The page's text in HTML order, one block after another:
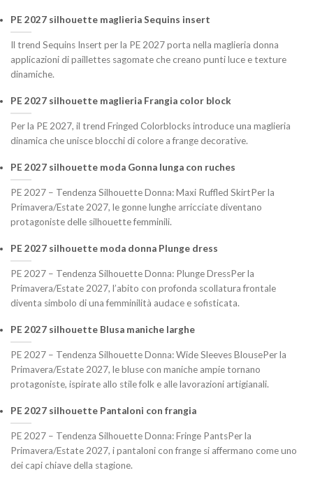
PE 2027 silhouette maglieria Sequins insert
Il trend Sequins Insert per la PE 2027 porta nella maglieria donna
applicazioni di paillettes sagomate che creano punti luce e texture
dinamiche.
PE 2027 silhouette maglieria Frangia color block
Per la PE 2027, il trend Fringed Colorblocks introduce una maglieria
dinamica che unisce blocchi di colore a frange decorative.
PE 2027 silhouette moda Gonna lunga con ruches
PE 2027 – Tendenza Silhouette Donna: Maxi Ruffled SkirtPer la
Primavera/Estate 2027, le gonne lunghe arricciate diventano
protagoniste delle silhouette femminili.
PE 2027 silhouette moda donna Plunge dress
PE 2027 – Tendenza Silhouette Donna: Plunge DressPer la
Primavera/Estate 2027, l’abito con profonda scollatura frontale
diventa simbolo di una femminilità audace e sofisticata.
PE 2027 silhouette Blusa maniche larghe
PE 2027 – Tendenza Silhouette Donna: Wide Sleeves BlousePer la
Primavera/Estate 2027, le bluse con maniche ampie tornano
protagoniste, ispirate allo stile folk e alle lavorazioni artigianali.
PE 2027 silhouette Pantaloni con frangia
PE 2027 – Tendenza Silhouette Donna: Fringe PantsPer la
Primavera/Estate 2027, i pantaloni con frange si affermano come uno
dei capi chiave della stagione.